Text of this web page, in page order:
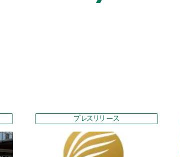
プレスリリース